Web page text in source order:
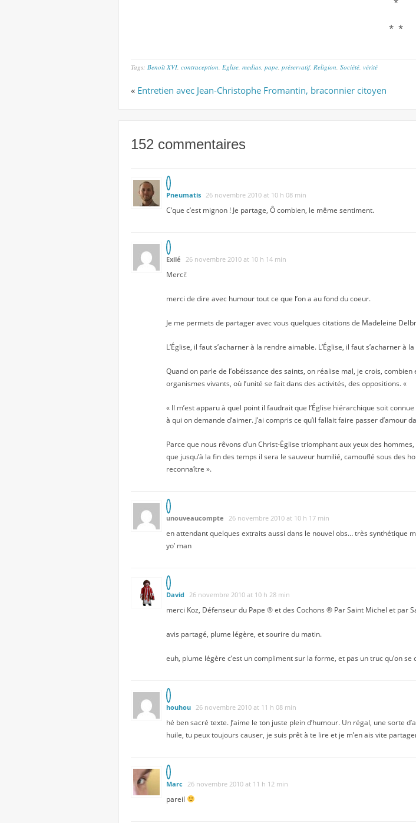
*
* *
Tags: Benoît XVI, contraception, Eglise, medias, pape, préservatif, Religion, Société, vérité
« Entretien avec Jean-Christophe Fromantin, braconnier citoyen
152 commentaires
Pneumatis 26 novembre 2010 at 10 h 08 min
C’que c’est mignon ! Je partage, Ô combien, le même sentiment.
Exilé 26 novembre 2010 at 10 h 14 min
Merci!
merci de dire avec humour tout ce que l’on a au fond du coeur.
Je me permets de partager avec vous quelques citations de Madeleine
L’Église, il faut s’acharner à la rendre aimable. L’Église, il faut s’acharner à
Quand on parle de l’obéissance des saints, on réalise mal, je crois,
organismes vivants, où l’unité se fait dans des activités, des oppositions. «
« Il m’est apparu à quel point il faudrait que l’Église hiérarchique soit
à qui on demande d’aimer. J’ai compris ce qu’il fallait faire passer d’amour
Parce que nous rêvons d’un Christ-Église triomphant aux yeux des
que jusqu’à la fin des temps il sera le sauveur humilié, camouflé sous des
reconnaître ».
unouveaucompte 26 novembre 2010 at 10 h 17 min
en attendant quelques extraits aussi dans le nouvel obs… très synthétique
yo’ man
David 26 novembre 2010 at 10 h 28 min
merci Koz, Défenseur du Pape ® et des Cochons ® Par Saint Michel et par
avis partagé, plume légère, et sourire du matin.
euh, plume légère c’est un compliment sur la forme, et pas un truc qu’on se
houhou 26 novembre 2010 at 11 h 08 min
hé ben sacré texte. J’aime le ton juste plein d’humour. Un régal, une sorte
huile, tu peux toujours causer, je suis prêt à te lire et je m’en ais vite
Marc 26 novembre 2010 at 11 h 12 min
pareil